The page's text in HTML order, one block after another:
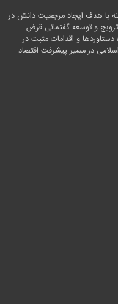
با هدف ایجاد مرجعیت دانش در
و توسعه گفتمانی قرض
و اقدامات مثبت در
در مسیر پیشرفت اقتصاد